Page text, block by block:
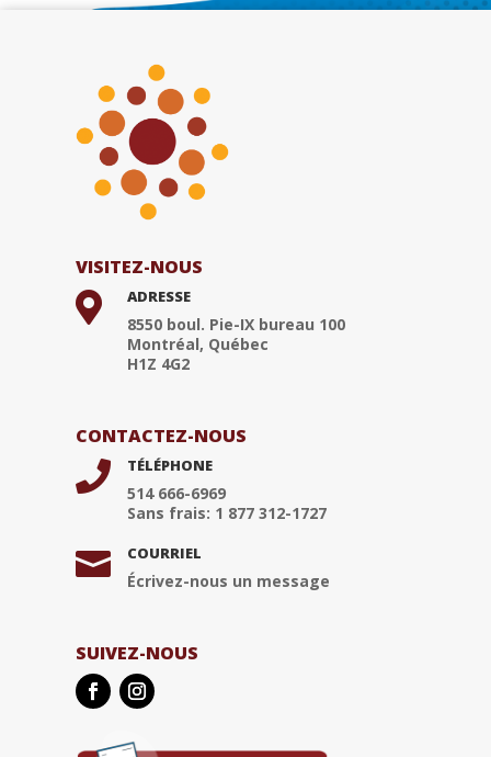
VISITEZ-NOUS
 ADRESSE
8550 boul. Pie-IX bureau 100
Montréal, Québec
H1Z 4G2
CONTACTEZ-NOUS
 TÉLÉPHONE
514 666-6969
Sans frais: 1 877 312-1727
 COURRIEL
Écrivez-nous un message
SUIVEZ-NOUS